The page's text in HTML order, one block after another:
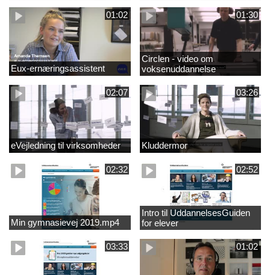
01:02
Eux-ernæringsassistent
01:30
Circlen - video om
voksenuddannelse
02:07
eVejledning til virksomheder
03:26
Kluddermor
02:32
Min gymnasievej 2019.mp4
02:52
Intro til UddannelsesGuiden
for elever
03:33 01:02